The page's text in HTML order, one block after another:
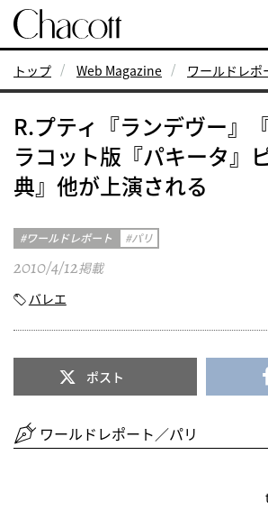
トップ Web Magazine ワールドレポ
R.プティ『ランデヴー』
ラコット版『パキータ』
典』他が上演される
ワールドレポート パリ
2010/4/12掲載
バレエ
ポスト
ワールドレポート／パリ